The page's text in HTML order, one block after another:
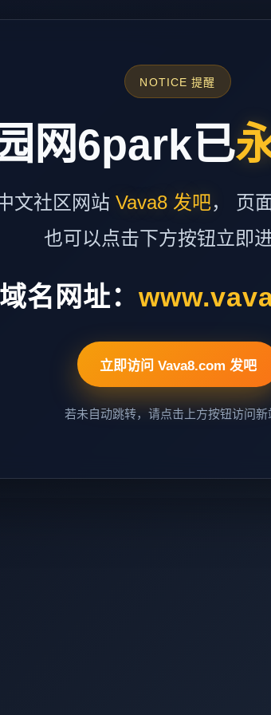
NOTICE 提醒
网6park已
文社区网站 Vava8 发吧， 页
也可以点击下方按钮立即进
域名网址：
立即访问 Vava8.com 发吧
若未自动跳转，请点击上方按钮访问新